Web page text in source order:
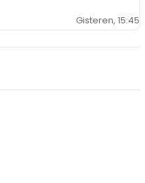
Gisteren, 15:45